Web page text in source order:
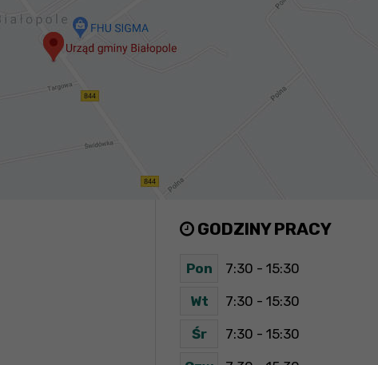
GODZINY PRACY
Pon 7:30 - 15:30
Wt 7:30 - 15:30
Śr 7:30 - 15:30